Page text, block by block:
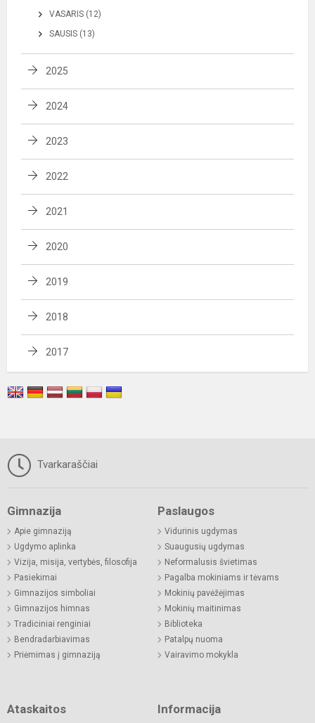
VASARIS (12)
SAUSIS (13)
2025
2024
2023
2022
2021
2020
2019
2018
2017
Tvarkaraščiai
Gimnazija
Apie gimnaziją
Ugdymo aplinka
Vizija, misija, vertybės, filosofija
Pasiekimai
Gimnazijos simboliai
Gimnazijos himnas
Tradiciniai renginiai
Bendradarbiavimas
Priėmimas į gimnaziją
Paslaugos
Vidurinis ugdymas
Suaugusių ugdymas
Neformalusis švietimas
Pagalba mokiniams ir tėvams
Mokinių pavėžėjimas
Mokinių maitinimas
Biblioteka
Patalpų nuoma
Vairavimo mokykla
Ataskaitos Informacija